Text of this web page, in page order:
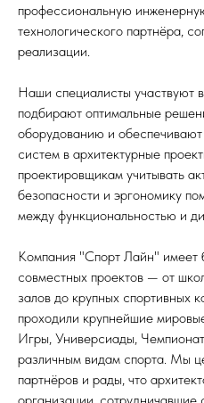
профессиональную
технологического партнёра,
реализации.
Наши специалисты участвуют
подбирают оптимальные
оборудованию и
систем в архитектурные
проектировщикам учитывать
безопасности и эргономику
между функциональностью и
Компания "Спорт Лайн" имеет
совместных проектов — от
залов до крупных спортивных
проходили крупнейшие
Игры, Универсиады,
различным видам спорта. Мы
партнёров и рады, что